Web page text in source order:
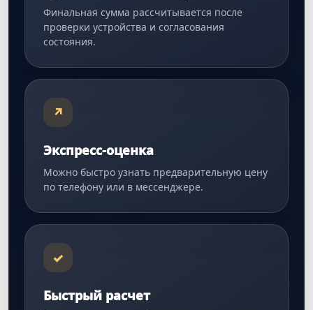
Финальная сумма рассчитывается после
проверки устройства и согласования
состояния.
↗
Экспресс-оценка
Можно быстро узнать предварительную цену
по телефону или в мессенджере.
✓
Быстрый расчет